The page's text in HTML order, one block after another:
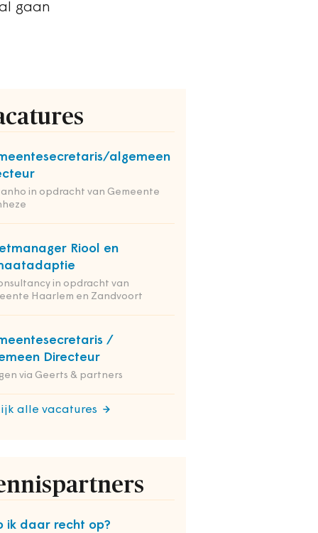
gaan
algemeen
in opdracht van Gemeente
Riool en
in opdracht van
Haarlem en Zandvoort
/
Directeur
via Geerts & partners
alle vacatures
ik daar recht op?